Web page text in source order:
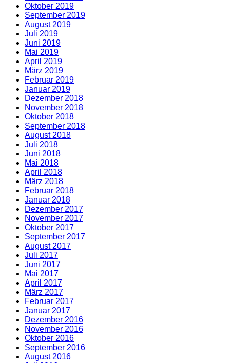
Oktober 2019
September 2019
August 2019
Juli 2019
Juni 2019
Mai 2019
April 2019
März 2019
Februar 2019
Januar 2019
Dezember 2018
November 2018
Oktober 2018
September 2018
August 2018
Juli 2018
Juni 2018
Mai 2018
April 2018
März 2018
Februar 2018
Januar 2018
Dezember 2017
November 2017
Oktober 2017
September 2017
August 2017
Juli 2017
Juni 2017
Mai 2017
April 2017
März 2017
Februar 2017
Januar 2017
Dezember 2016
November 2016
Oktober 2016
September 2016
August 2016